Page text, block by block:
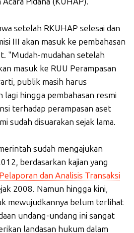
setelah RKUHAP selesai dan
III akan masuk ke pembahasan
"Mudah-mudahan setelah
masuk ke RUU Perampasan
publik masih harus
hingga pembahasan resmi
terhadap perampasan aset
sudah disuarakan sejak lama.
sudah mengajukan
berdasarkan kajian yang
dan Analisis Transaksi
2008. Namun hingga kini,
mewujudkannya belum terlihat
undang-undang ini sangat
landasan hukum dalam